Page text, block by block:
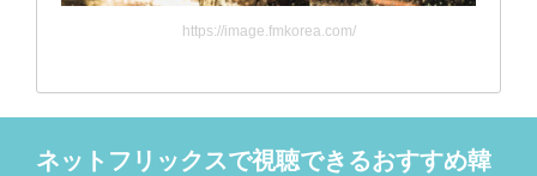
https://image.fmkorea.com/
ネットフリックスで視聴できるおすすめ韓